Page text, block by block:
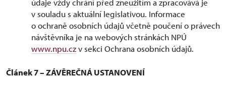
údaje vždy chrání před zneužitím a zpracovává je
v souladu s aktuální legislativou. Informace
o ochraně osobních údajů včetně poučení o právech
návštěvníka je na webových stránkách NPÚ
www.npu.czv sekci Ochrana osobních údajů.
Článek 7 – ZÁVĚREČNÁ USTANOVENÍ